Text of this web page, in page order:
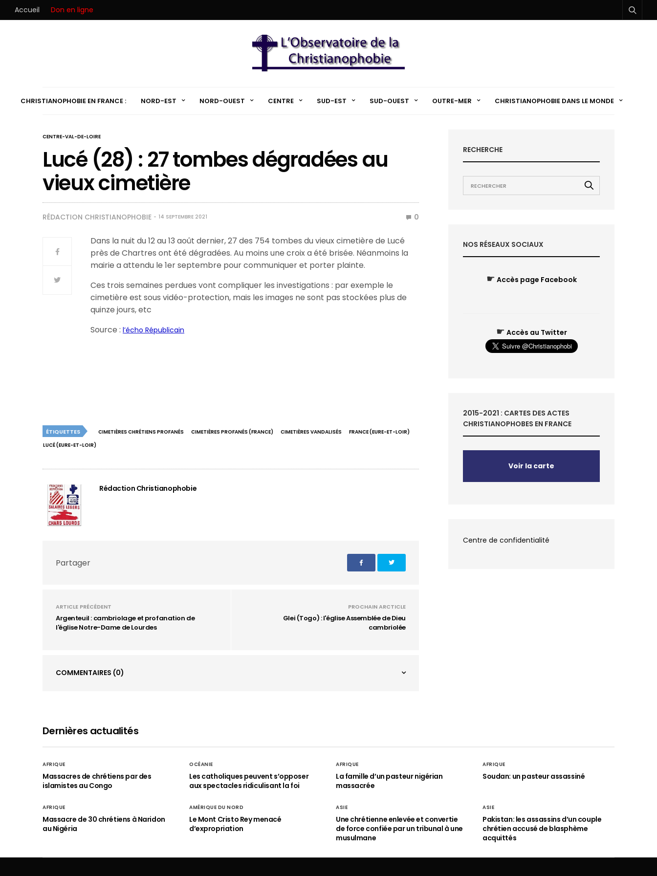
Accueil Don en ligne
CHRISTIANOPHOBIE EN FRANCE : NORD-EST NORD-OUEST CENTRE SUD-EST SUD-OUEST OUTRE-MER CHRISTIANOPHOBIE DANS LE MONDE
CENTRE-VAL-DE-LOIRE
Lucé (28) : 27 tombes dégradées au
vieux cimetière
RÉDACTION CHRISTIANOPHOBIE 14 SEPTEMBRE 2021 0
Dans la nuit du 12 au 13 août dernier, 27 des 754 tombes du vieux cimetière de Lucé
près de Chartres ont été dégradées. Au moins une croix a été brisée. Néanmoins la
mairie a attendu le 1er septembre pour communiquer et porter plainte.
Ces trois semaines perdues vont compliquer les investigations : par exemple le
cimetière est sous vidéo-protection, mais les images ne sont pas stockées plus de
quinze jours, etc
Source :l’écho Républicain
ÉTIQUETTES CIMETIÈRES CHRÉTIENS PROFANÉS CIMETIÈRES PROFANÉS (FRANCE) CIMETIÈRES VANDALISÉS
FRANCE (EURE-ET-LOIR)
LUCÉ (EURE-ET-LOIR)
Rédaction Christianophobie
Partager
ARTICLE PRÉCÉDENT
Argenteuil : cambriolage et profanation de
l'église Notre-Dame de Lourdes
PROCHAIN ARCTICLE
Glei (Togo) : l'église Assemblée de Dieu
cambriolée
COMMENTAIRES (0)
RECHERCHE
NOS RÉSEAUX SOCIAUX
☛ Accès page Facebook
☛ Accès au Twitter
2015-2021 : CARTES DES ACTES
CHRISTIANOPHOBES EN FRANCE
Voir la carte
Centre de confidentialité
Dernières actualités
AFRIQUE
Massacres de chrétiens par des
islamistes au Congo
OCÉANIE
Les catholiques peuvent s’opposer
aux spectacles ridiculisant la foi
AFRIQUE
La famille d’un pasteur nigérian
massacrée
AFRIQUE
Soudan: un pasteur assassiné
AFRIQUE
Massacre de 30 chrétiens à Naridon
au Nigéria
AMÉRIQUE DU NORD
Le Mont Cristo Rey menacé
d’expropriation
ASIE
Une chrétienne enlevée et convertie
de force confiée par un tribunal à une
musulmane
ASIE
Pakistan: les assassins d’un couple
chrétien accusé de blasphème
acquittés